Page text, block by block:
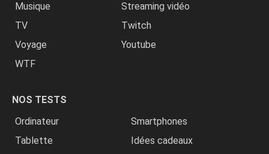
Musique
Streaming vidéo
TV
Twitch
Voyage
Youtube
WTF
NOS TESTS
Ordinateur
Smartphones
Tablette
Idées cadeaux